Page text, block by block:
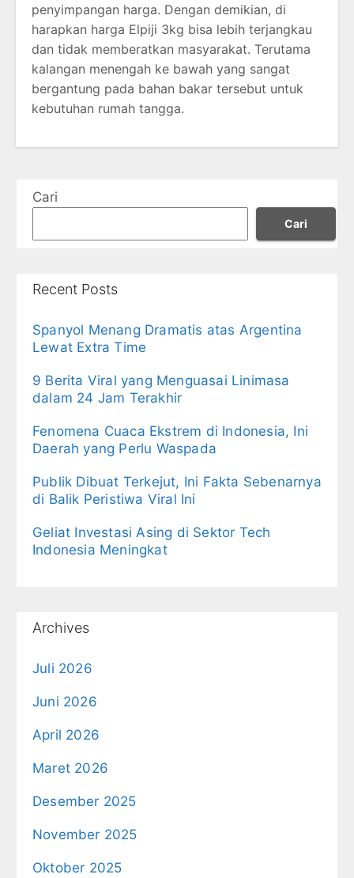
penyimpangan harga. Dengan demikian, di
harapkan harga Elpiji 3kg bisa lebih terjangkau
dan tidak memberatkan masyarakat. Terutama
kalangan menengah ke bawah yang sangat
bergantung pada bahan bakar tersebut untuk
kebutuhan rumah tangga.
Cari
Cari
Recent Posts
Spanyol Menang Dramatis atas Argentina
Lewat Extra Time
9 Berita Viral yang Menguasai Linimasa
dalam 24 Jam Terakhir
Fenomena Cuaca Ekstrem di Indonesia, Ini
Daerah yang Perlu Waspada
Publik Dibuat Terkejut, Ini Fakta Sebenarnya
di Balik Peristiwa Viral Ini
Geliat Investasi Asing di Sektor Tech
Indonesia Meningkat
Archives
Juli 2026
Juni 2026
April 2026
Maret 2026
Desember 2025
November 2025
Oktober 2025